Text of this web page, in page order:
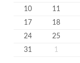
10
11
17
18
24
25
31
1